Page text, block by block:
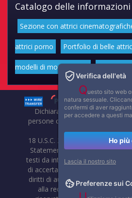
Catalogo delle
Sezione con attrici
attrici porno Portfolio di belle
modelli di moda volgari
Dichiarazione di non
persone che compaiono su
anni.
18 U.S.C. 2257 Record-Keeping
Statement. Affaritaliani, prima
testi da internet, compie tutte le
di accertarne il libero regime di
diritti di autore o altri diritti
alla redazione eventuali errori
Verifica dell'età
Questo sito web
natura sessuale.
confermi di aver
per accedere a questi
Ho più
Lascia il nostro sito
Preferenze sui